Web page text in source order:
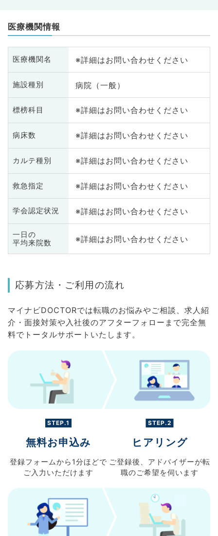
医療機関情報
医療機関名 ※詳細はお問い合わせください
施設種別 病院（一般）
標榜科目 ※詳細はお問い合わせください
病床数 ※詳細はお問い合わせください
カルテ種別 ※詳細はお問い合わせください
救急指定 ※詳細はお問い合わせください
学会認定状況 ※詳細はお問い合わせください
一日の
平均来院数
※詳細はお問い合わせください
応募方法・ご利用の流れ
マイナビDOCTORでは転職のお悩みやご相談、求人紹
介・面接対策や入社後のアフターフォローまで完全無
料でトータルサポートいたします。
STEP.1
無料お申込み
登録フォームから 1分ほどで
ご入力 いただけます
STEP.2
ヒアリング
ご登録後、 アドバイザーが転
職のご希望を伺います